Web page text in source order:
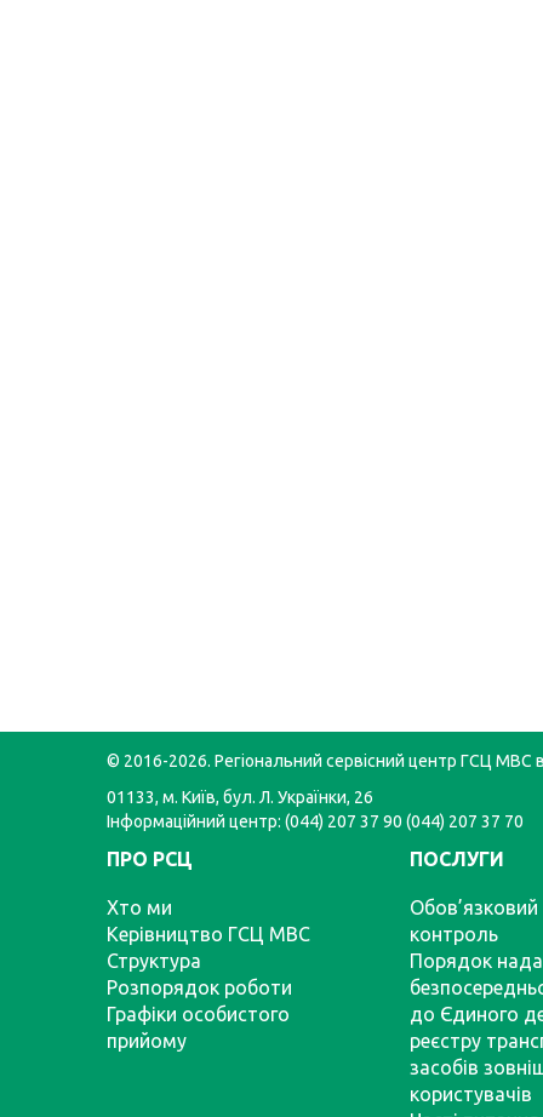
© 2016-2026. Регіональний сервісний центр ГСЦ МВС в
01133, м. Київ, бул. Л. Українки, 26
Інформаційний центр: (044) 207 37 90 (044) 207 37 70
ПРО РСЦ
Хто ми
Керівництво ГСЦ МВС
Структура
Розпорядок роботи
Графіки особистого
прийому
ПОСЛУГИ
Обов’язковий
контроль
Порядок
до Єдиного
реєстру
засобів
користувачів